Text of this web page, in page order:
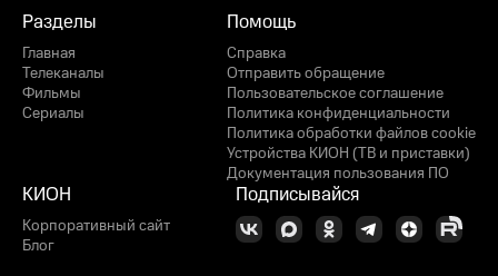
Разделы
Главная
Телеканалы
Фильмы
Сериалы
Помощь
Справка
Отправить обращение
Пользовательское соглашение
Политика конфиденциальности
Политика обработки файлов cookie
Устройства КИОН (ТВ и приставки)
Документация пользования ПО
КИОН
Корпоративный сайт
Блог
Подписывайся